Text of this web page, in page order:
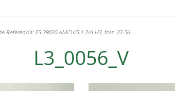
Referencia: ES.39020.AMCU/5.1.2//LH3, fols. 22-56
L3_0056_V